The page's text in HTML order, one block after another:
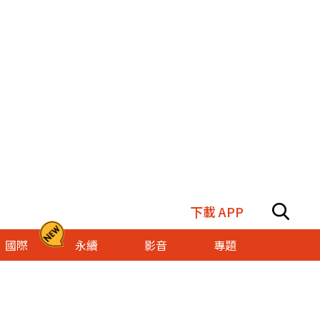
下載 APP
國際 永續 影音 專題